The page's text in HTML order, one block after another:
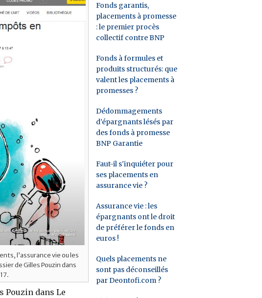
l’assurance vie ou les
de Gilles Pouzin dans
Pouzin dans Le
Fonds garantis,
placements à promesse
: le premier procès
collectif contre BNP
Fonds à formules et
produits structurés: que
valent les placements à
promesses ?
Dédommagements
d’épargnants lésés par
des fonds à promesse
BNP Garantie
Faut-il s'inquiéter pour
ses placements en
assurance vie ?
Assurance vie : les
épargnants ont le droit
de préférer le fonds en
euros !
Quels placements ne
sont pas déconseillés
par Deontofi.com ?